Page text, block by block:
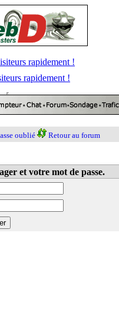
rapidement !
rapidement !
oublié Retour au forum
et votre mot de passe.